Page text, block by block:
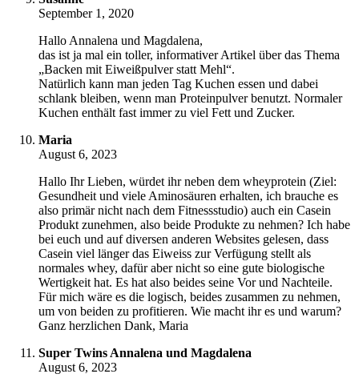
September 1, 2020
Hallo Annalena und Magdalena,
das ist ja mal ein toller, informativer Artikel über das Thema
„Backen mit Eiweißpulver statt Mehl“.
Natürlich kann man jeden Tag Kuchen essen und dabei
schlank bleiben, wenn man Proteinpulver benutzt. Normaler
Kuchen enthält fast immer zu viel Fett und Zucker.
Maria
August 6, 2023
Hallo Ihr Lieben, würdet ihr neben dem wheyprotein (Ziel:
Gesundheit und viele Aminosäuren erhalten, ich brauche es
also primär nicht nach dem Fitnessstudio) auch ein Casein
Produkt zunehmen, also beide Produkte zu nehmen? Ich habe
bei euch und auf diversen anderen Websites gelesen, dass
Casein viel länger das Eiweiss zur Verfügung stellt als
normales whey, dafür aber nicht so eine gute biologische
Wertigkeit hat. Es hat also beides seine Vor und Nachteile.
Für mich wäre es die logisch, beides zusammen zu nehmen,
um von beiden zu profitieren. Wie macht ihr es und warum?
Ganz herzlichen Dank, Maria
Super Twins Annalena und Magdalena
August 6, 2023